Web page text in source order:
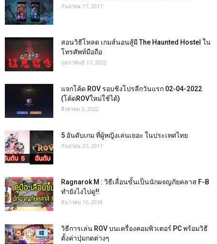
กันยายน 17, 2017
สอนวิธีโหลด เกมส์นอนสู้ผี The Haunted Hostel ใน
โทรศัพท์มือถือ
กุมภาพันธ์ 17, 2022
แจกโค้ด ROV รอบชิงโปรลีกวันแรก 02-04-2022
(โค้ดROVใหม่ใช้ได้)
สิงหาคม 3, 2022
5 อันดับเกม ที่ผู้หญิงเล่นเยอะ ในประเทศไทย
กันยายน 25, 2017
Ragnarok M : วิธีเลื่อนขั้นเป็นนักผจญภัยคลาส F-B
ทำยังไงไปดู!!
ธันวาคม 16, 2018
วิธีการเล่น ROV บนเครื่องคอมพิวเตอร์ PC พร้อมวิธี
ตั้งค่าปุ่มกดต่างๆ